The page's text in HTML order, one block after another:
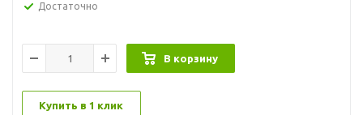
Достаточно
В корзину
Купить в 1 клик